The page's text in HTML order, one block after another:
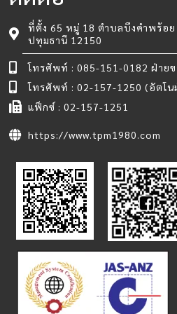
ที่ตั้ง 65 หมู่ 18 ตำบลบึงคำพร้อย
ปทุมธานี 12150
โทรศัพท์ : 085-151-0182 ฝ่ายข
โทรศัพท์ : 02-157-1250 (อัตโน
แฟ็กซ์ : 02-157-1251
https://www.tpm1980.com